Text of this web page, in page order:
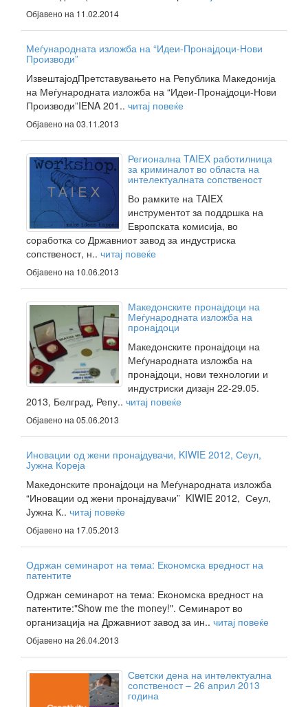
Објавено на 11.02.2014
Меѓународната изложба на “Идеи-Пронајдоци-Нови
Производи”
ИзвештајодПретставувањето на Република Македонија
на Меѓународната изложба на “Идеи-Пронајдоци-Нови
Производи”IENA 201.. читај повеќе
Објавено на 03.11.2013
Регионална TAIEX работилница
за криминалот во областа на
интелектуалната сопственост
Во рамките на TAIEX
инструментот за поддршка на
Европската комисија, во
соработка со Државниот завод за индустриска
сопственост, н.. читај повеќе
Објавено на 10.06.2013
Македонските пронајдоци на
Меѓународната изложба на
пронајдоци
Македонските пронајдоци на
Меѓународната изложба на
пронајдоци, нови технологии и
индустриски дизајн 22-29.05.
2013, Белград, Репу.. читај повеќе
Објавено на 05.06.2013
Иновации од жени пронајдувачи, KIWIE 2012, Сеул,
Јужна Кореја
Македонските пронајдоци на Меѓународната изложба
“Иновации од жени пронајдувачи” KIWIE 2012, Сеул,
Јужна К.. читај повеќе
Објавено на 17.05.2013
Одржан семинарот на тема: Економска вредност на
патентите
Одржан семинарот на тема: Економска вредност на
патентите:"Show me the money!". Семинарот во
организација на Државниот завод за ин.. читај повеќе
Објавено на 26.04.2013
Светски дена на интелектуална
сопственост – 26 април 2013
година